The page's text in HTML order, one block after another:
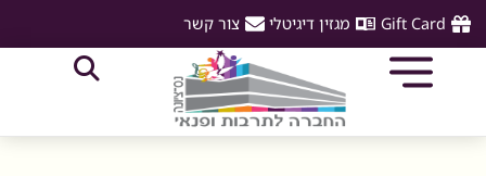
Gift Card מגזין דיגיטלי צור קשר